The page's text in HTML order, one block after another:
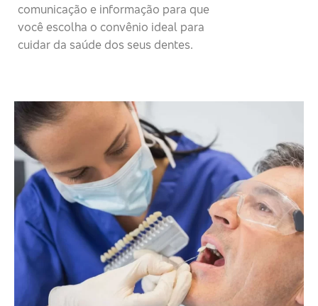
comunicação e informação para que
você escolha o convênio ideal para
cuidar da saúde dos seus dentes.